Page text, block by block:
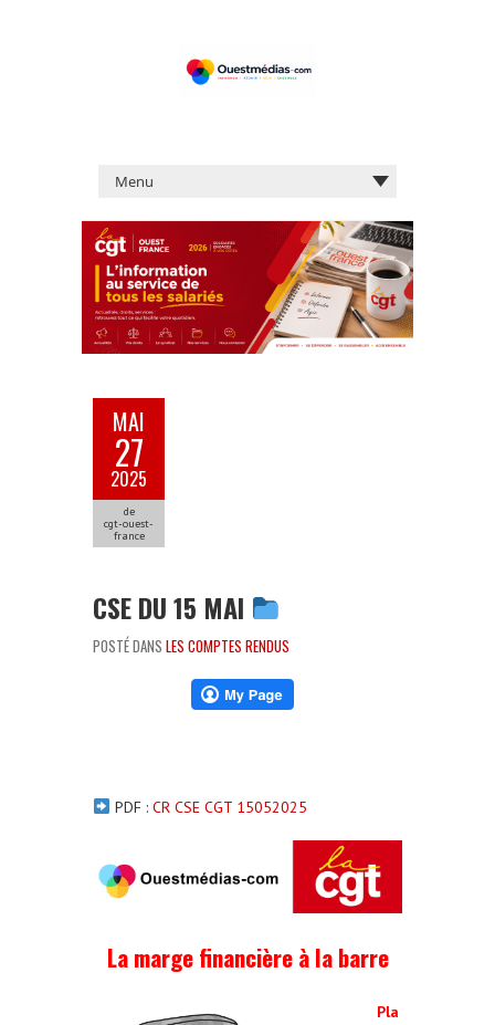
MAI
27
2025
de
cgt-ouest-
france
CSE DU 15 MAI
POSTÉ DANS LES COMPTES RENDUS
PDF : CR CSE CGT 15052025
La marge financière à la barre
Pla